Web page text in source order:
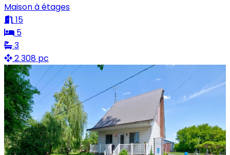
Maison à étages
15
5
3
2 308 pc